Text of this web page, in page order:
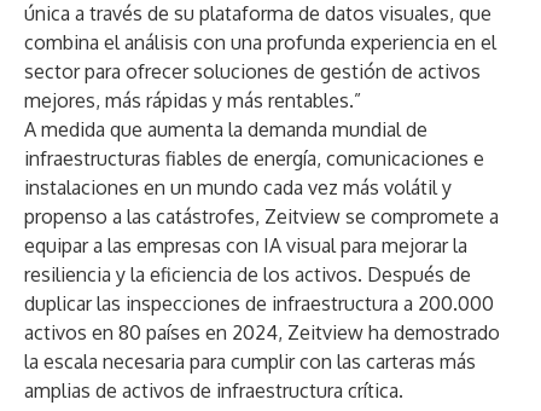
única a través de su plataforma de datos visuales, que
combina el análisis con una profunda experiencia en el
sector para ofrecer soluciones de gestión de activos
mejores, más rápidas y más rentables.”
A medida que aumenta la demanda mundial de
infraestructuras fiables de energía, comunicaciones e
instalaciones en un mundo cada vez más volátil y
propenso a las catástrofes, Zeitview se compromete a
equipar a las empresas con IA visual para mejorar la
resiliencia y la eficiencia de los activos. Después de
duplicar las inspecciones de infraestructura a 200.000
activos en 80 países en 2024, Zeitview ha demostrado
la escala necesaria para cumplir con las carteras más
amplias de activos de infraestructura crítica.